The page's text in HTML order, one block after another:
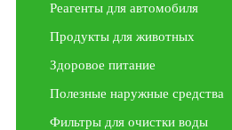
Реагенты для автомобиля
Продукты для животных
Здоровое питание
Полезные наружные средства
Фильтры для очистки воды